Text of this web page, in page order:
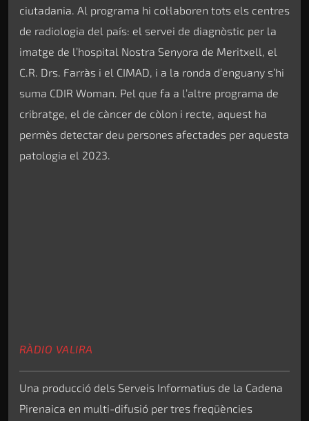
ciutadania. Al programa hi col·laboren tots els centres
de radiologia del país: el servei de diagnòstic per la
imatge de l’hospital Nostra Senyora de Meritxell, el
C.R. Drs. Farràs i el CIMAD, i a la ronda d’enguany s’hi
suma CDIR Woman. Pel que fa a l’altre programa de
cribratge, el de càncer de còlon i recte, aquest ha
permès detectar deu persones afectades per aquesta
patologia el 2023.
RÀDIO VALIRA
Una producció dels Serveis Informatius de la Cadena
Pirenaica en multi-difusió per tres freqüències